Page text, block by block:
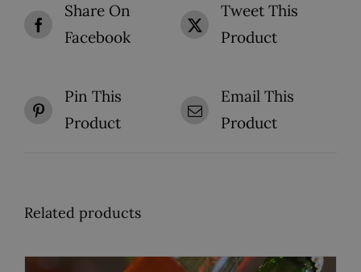
Share On
Facebook
Tweet This
Product
Pin This
Product
Email This
Product
Related products